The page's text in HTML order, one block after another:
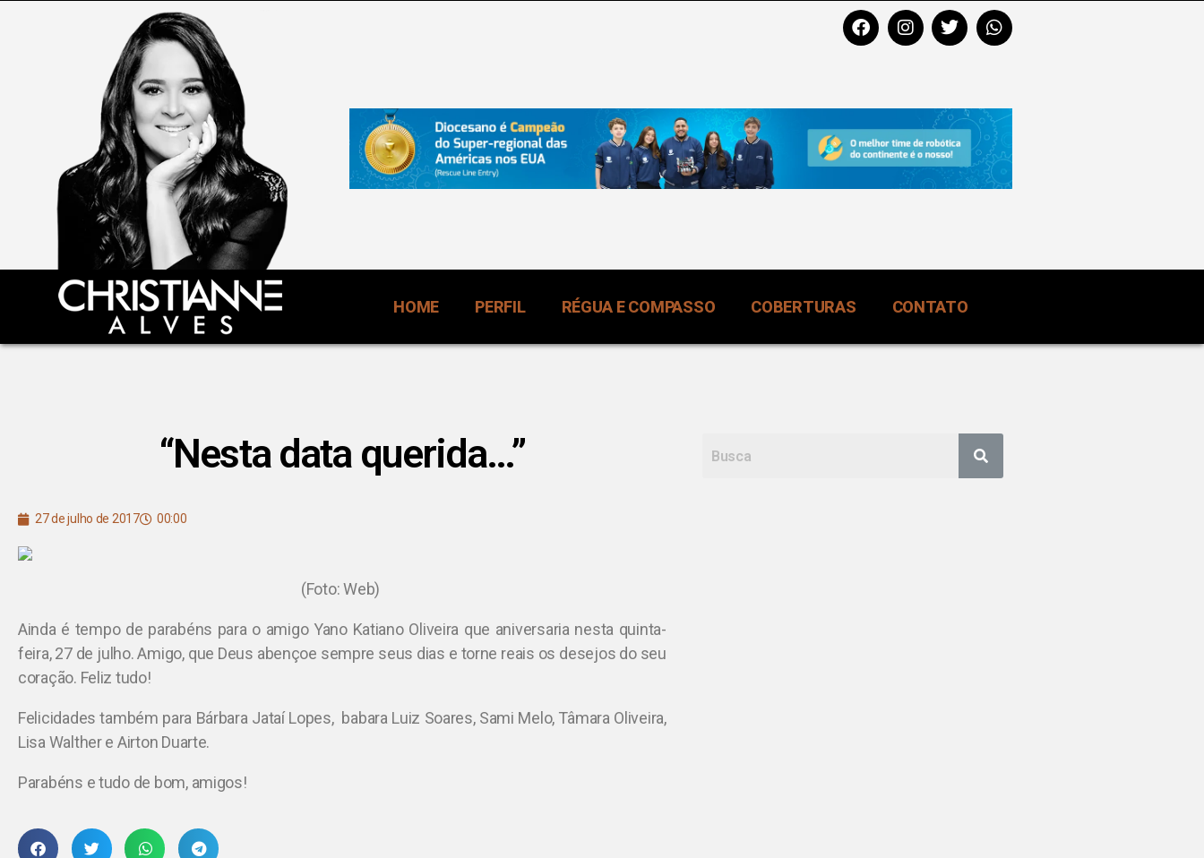
HOME PERFIL RÉGUA E COMPASSO COBERTURAS CONTATO
“Nesta data querida…”
27 de julho de 2017 00:00
(Foto: Web)
Ainda é tempo de parabéns para o amigo Yano Katiano Oliveira que aniversaria nesta quinta-
feira, 27 de julho. Amigo, que Deus abençoe sempre seus dias e torne reais os desejos do seu
coração. Feliz tudo!
Felicidades também para Bárbara Jataí Lopes, babara Luiz Soares, Sami Melo, Tâmara Oliveira,
Lisa Walther e Airton Duarte.
Parabéns e tudo de bom, amigos!